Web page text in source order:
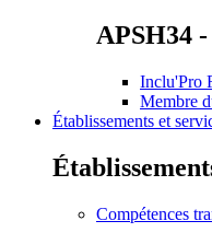
APSH34
Inclu'Pro
Membre
Établissements et
Compétences